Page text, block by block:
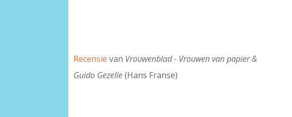
Recensie van Vrouwenblad - Vrouwen van papier &
Guido Gezelle(Hans Franse)